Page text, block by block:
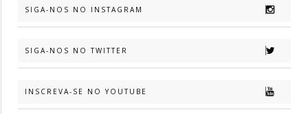
SIGA-NOS NO INSTAGRAM
SIGA-NOS NO TWITTER
INSCREVA-SE NO YOUTUBE